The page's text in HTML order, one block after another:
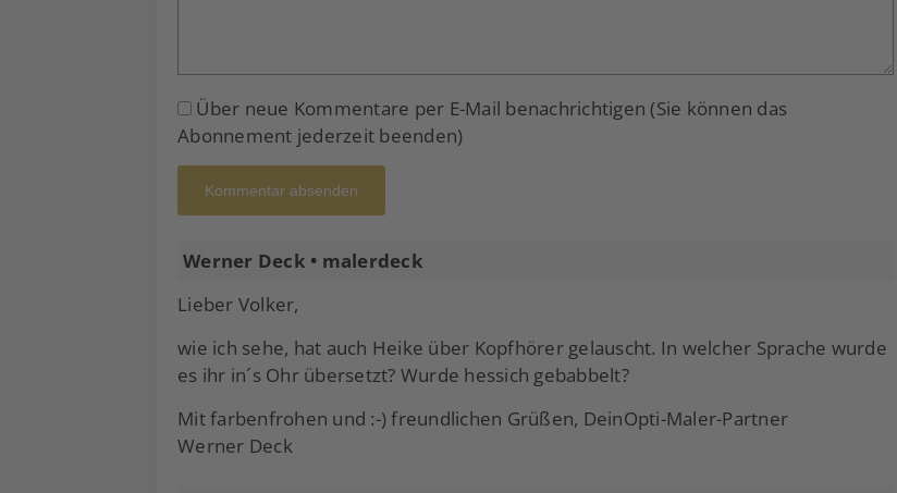
Über neue Kommentare per E-Mail benachrichtigen (Sie können das
Abonnement jederzeit beenden)
Kommentar absenden
Werner Deck • malerdeck
Lieber Volker,
wie ich sehe, hat auch Heike über Kopfhörer gelauscht. In welcher Sprache wurde
es ihr in´s Ohr übersetzt? Wurde hessich gebabbelt?
Mit farbenfrohen und :-) freundlichen Grüßen, DeinOpti-Maler-Partner
Werner Deck